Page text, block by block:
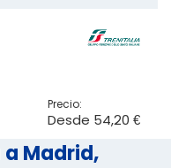
Precio:
Desde 54,20 €
a Madrid,